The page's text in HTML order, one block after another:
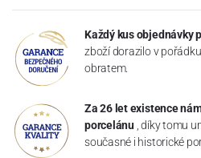
Každý kus objednávky
zboží dorazilo v
obratem.
Za 26 let existence
porcelánu , díky tomu
současné i historické